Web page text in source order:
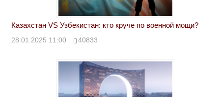
Казахстан VS Узбекистан: кто круче по военной мощи?
28.01.2025 11:00 40833